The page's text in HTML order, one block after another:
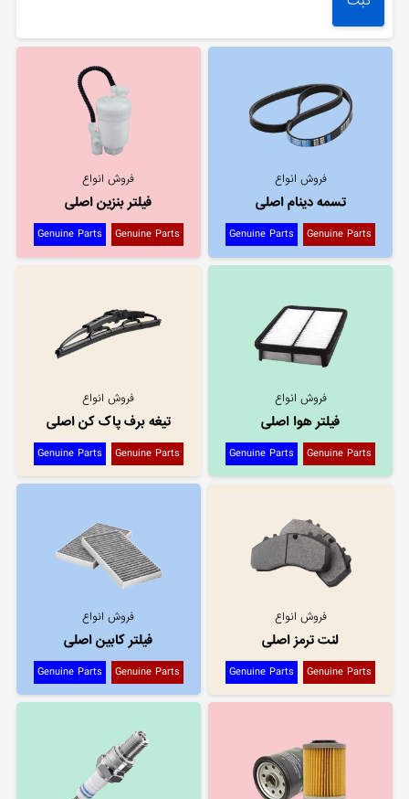
فروش انواع
تسمه دینام اصلی
Genuine Parts
Genuine Parts
فروش انواع
فیلتر بنزین اصلی
Genuine Parts
Genuine Parts
فروش انواع
فیلتر هوا اصلی
Genuine Parts
Genuine Parts
فروش انواع
تیغه برف پاک کن اصلی
Genuine Parts
Genuine Parts
فروش انواع
لنت ترمز اصلی
Genuine Parts
Genuine Parts
فروش انواع
فیلتر کابین اصلی
Genuine Parts
Genuine Parts